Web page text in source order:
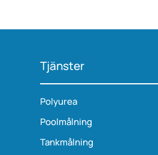
Tjänster
Polyurea
Poolmålning
Tankmålning